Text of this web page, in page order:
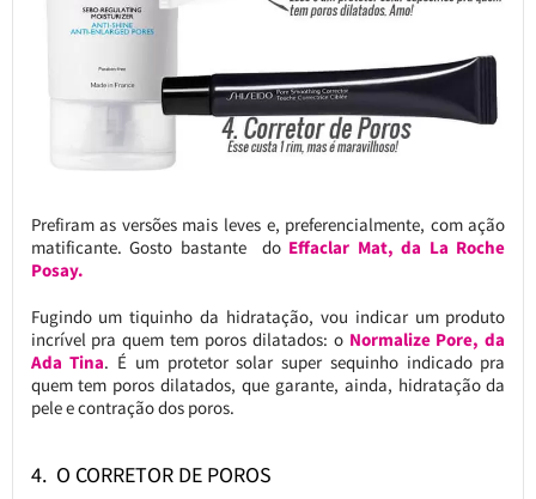
Prefiram as versões mais leves e, preferencialmente, com ação
matificante. Gosto bastante doEffaclar Mat, da La Roche
Posay.
Fugindo um tiquinho da hidratação, vou indicar um produto
incrível pra quem tem poros dilatados: o Normalize Pore, da
Ada Tina. É um protetor solar super sequinho indicado pra
quem tem poros dilatados, que garante, ainda, hidratação da
pele e contração dos poros.
4. O CORRETOR DE POROS